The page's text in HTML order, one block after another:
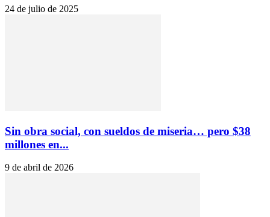
24 de julio de 2025
Sin obra social, con sueldos de miseria… pero $38
millones en...
9 de abril de 2026